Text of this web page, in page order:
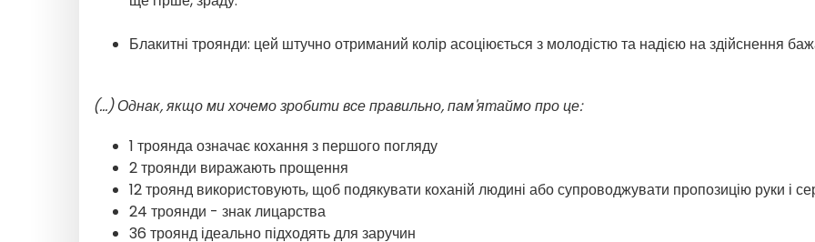
Блакитні троянди: цей штучно отриманий колір асоціюється з молодістю та надією на здійснення
(...) Однак, якщо ми хочемо зробити все правильно, пам'ятаймо про це:
1 троянда означає кохання з першого погляду
2 троянди виражають прощення
12 троянд використовують, щоб подякувати коханій людині або супроводжувати пропозицію руки і
24 троянди - знак лицарства
36 троянд ідеально підходять для заручин